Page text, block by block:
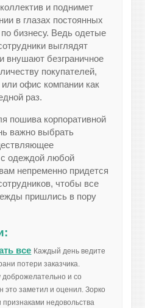
и поднимет
в глазах постоянных
бизнесу. Ведь одетые
выглядят
внушают безграничное
покупателей,
офис компании как
раз.
пошива корпоративной
важно выбрать
с одеждой любой
непременно придется
чтобы все
пришлись в пору
все Каждый день ведите
потери заказчика.
доброжелательно и со
это заметил и оценил. Зорко
недовольства